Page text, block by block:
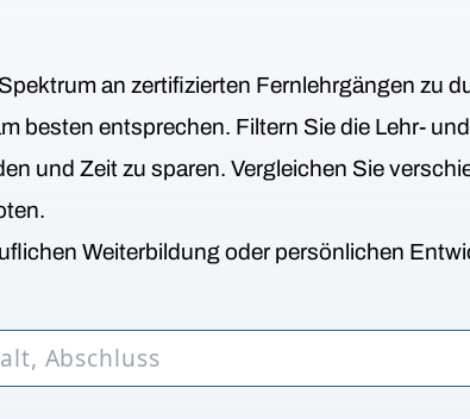
an zertifizierten Fernlehrgängen zu
besten entsprechen. Filtern Sie die Lehr-
und Zeit zu sparen. Vergleichen Sie
Weiterbildung oder persönlichen